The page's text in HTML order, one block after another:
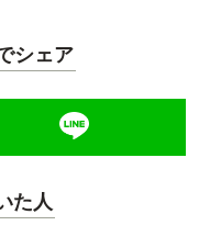
シェア
た人